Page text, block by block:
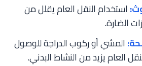
استخدام النقل العام يقلل من
الضارة.
المشي أو ركوب الدراجة للوصول
العام يزيد من النشاط البدني.